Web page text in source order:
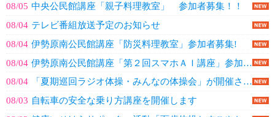
08/05 中央公民館講座「親子料理教室」 参加者募集！！
08/04 テレビ番組放送予定のお知らせ
08/04 伊勢原南公民館講座「防災料理教室」参加者募集!
08/04 伊勢原南公民館講座「第２回スマホＡＩ講座」参加者募集!
08/04
「夏期巡回ラジオ体操・みんなの体操会」が開催されます。
08/03 自転車の安全な乗り方講座を開催します